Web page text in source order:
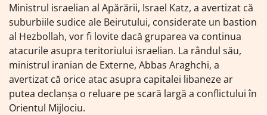
Ministrul israelian al Apărării, Israel Katz, a avertizat că
suburbiile sudice ale Beirutului, considerate un bastion
al Hezbollah, vor fi lovite dacă gruparea va continua
atacurile asupra teritoriului israelian. La rândul său,
ministrul iranian de Externe, Abbas Araghchi, a
avertizat că orice atac asupra capitalei libaneze ar
putea declanșa o reluare pe scară largă a conflictului în
Orientul Mijlociu.